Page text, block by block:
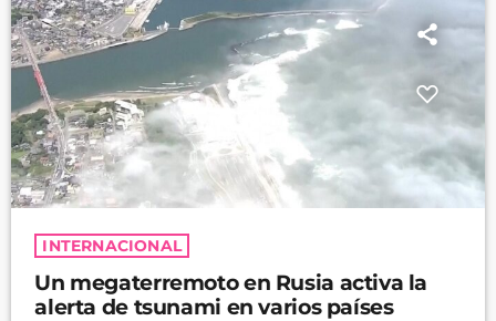
INTERNACIONAL
Un megaterremoto en Rusia activa la
alerta de tsunami en varios países